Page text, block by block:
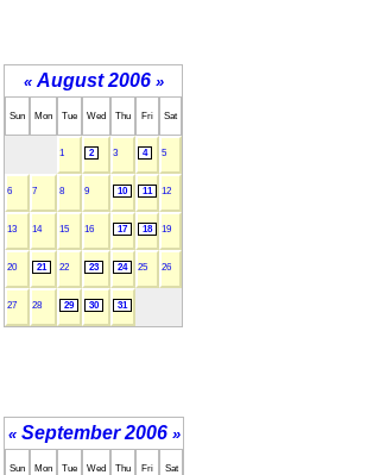
« August 2006 »
Sun Mon Tue Wed Thu Fri Sat
1 2 3 4 5
6 7 8 9 10 11 12
13 14 15 16 17 18 19
20 21 22 23 24 25 26
27 28 29 30 31
« September 2006 »
Sun Mon Tue Wed Thu Fri Sat